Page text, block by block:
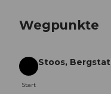
Wegpunkte
Start
Start
Stoos,